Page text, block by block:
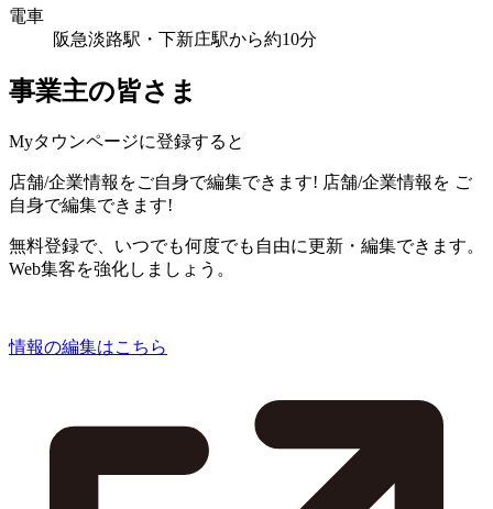
電車
阪急淡路駅・下新庄駅から約10分
事業主の皆さま
Myタウンページに登録すると
店舗/企業情報をご自身で編集できます! 店舗/企業情報を ご
自身で編集できます!
無料登録で、いつでも何度でも自由に更新・編集できます。
Web集客を強化しましょう。
情報の編集はこちら